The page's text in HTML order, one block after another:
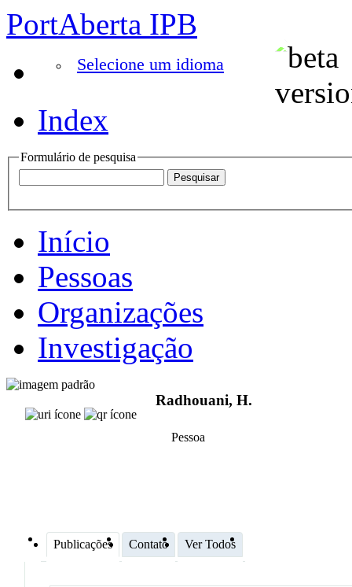
PortAberta IPB
Selecione um idioma
Index
Formulário de pesquisa
Início
Pessoas
Organizações
Investigação
Radhouani, H.
Pessoa
Publicações Contato Ver Todos